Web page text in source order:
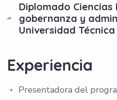
Diplomado Ciencias
gobernanza y
Universidad
Experiencia
﹡ Presentadora del